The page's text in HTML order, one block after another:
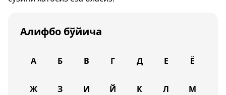
Алифбо бўйича
А Б В Г Д Е Ё
Ж З И Й К Л М